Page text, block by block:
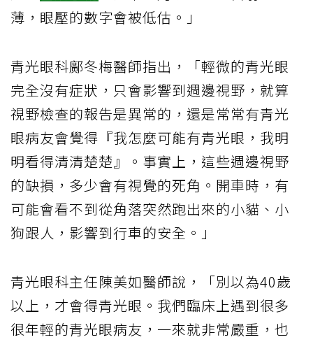
薄，眼壓的數字會被低估。」
青光眼科鄺冬梅醫師指出，「輕微的青光眼
完全沒有症狀，只會影響到週邊視野，就算
視野檢查的報告是異常的，還是常常有青光
眼病友會覺得『我怎麼可能有青光眼，我明
明看得清清楚楚』。事實上，這些週邊視野
的缺損，多少會有視覺的死角。開車時，有
可能會看不到從角落突然跑出來的小貓、小
狗跟人，影響到行車的安全。」
青光眼科主任陳美如醫師說，「別以為40歲
以上，才會得青光眼。我們臨床上遇到很多
很年輕的青光眼病友，一來就非常嚴重，也